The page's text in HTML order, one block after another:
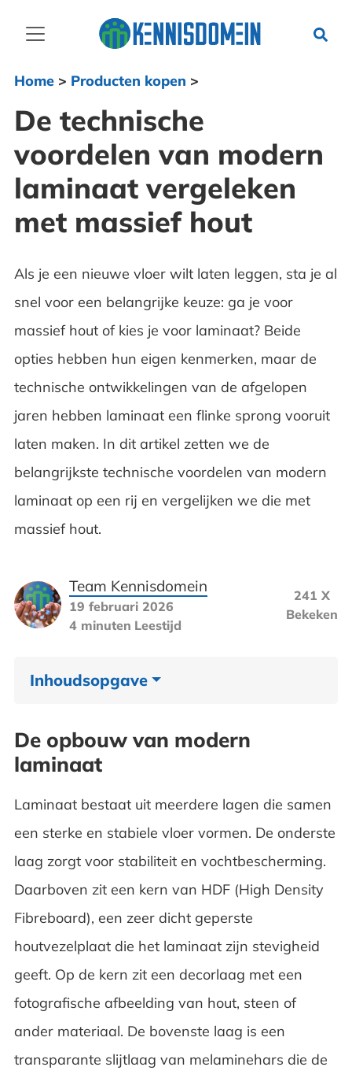
Home> Producten kopen >
De technische
voordelen van modern
laminaat vergeleken
met massief hout
Als je een nieuwe vloer wilt laten leggen, sta je al
snel voor een belangrijke keuze: ga je voor
massief hout of kies je voor laminaat? Beide
opties hebben hun eigen kenmerken, maar de
technische ontwikkelingen van de afgelopen
jaren hebben laminaat een flinke sprong vooruit
laten maken. In dit artikel zetten we de
belangrijkste technische voordelen van modern
laminaat op een rij en vergelijken we die met
massief hout.
Team Kennisdomein
19 februari 2026
4 minuten Leestijd
241 X
Bekeken
Inhoudsopgave
Slijtweerstand en duurzaamheid
Vochtbestendigheid
Installatiegemak en kosten
Onderhoud en levensduur
Welke keuze past bij jou?
De opbouw van modern
laminaat
Laminaat bestaat uit meerdere lagen die samen
een sterke en stabiele vloer vormen. De onderste
laag zorgt voor stabiliteit en vochtbescherming.
Daarboven zit een kern van HDF (High Density
Fibreboard), een zeer dicht geperste
houtvezelplaat die het laminaat zijn stevigheid
geeft. Op de kern zit een decorlaag met een
fotografische afbeelding van hout, steen of
ander materiaal. De bovenste laag is een
transparante slijtlaag van melaminehars die de